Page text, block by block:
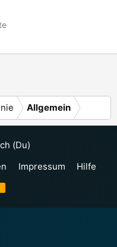
Allgemein
(Du)
Impressum
Hilfe
S